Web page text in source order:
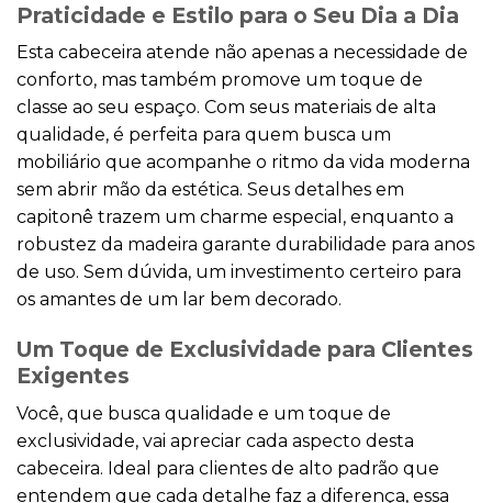
Praticidade e Estilo para o Seu Dia a Dia
Esta cabeceira atende não apenas a necessidade de
conforto, mas também promove um toque de
classe ao seu espaço. Com seus materiais de alta
qualidade, é perfeita para quem busca um
mobiliário que acompanhe o ritmo da vida moderna
sem abrir mão da estética. Seus detalhes em
capitonê trazem um charme especial, enquanto a
robustez da madeira garante durabilidade para anos
de uso. Sem dúvida, um investimento certeiro para
os amantes de um lar bem decorado.
Um Toque de Exclusividade para Clientes
Exigentes
Você, que busca qualidade e um toque de
exclusividade, vai apreciar cada aspecto desta
cabeceira. Ideal para clientes de alto padrão que
entendem que cada detalhe faz a diferença, essa